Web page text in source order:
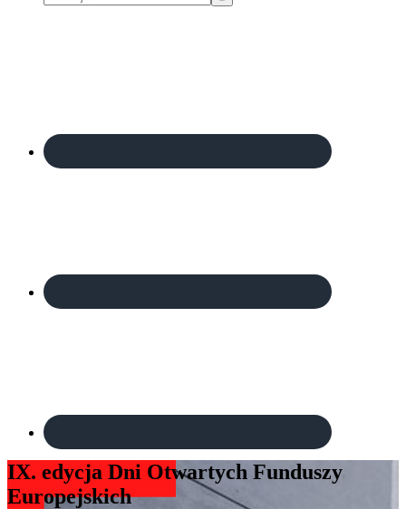
IX. edycja Dni Otwartych Funduszy
Europejskich